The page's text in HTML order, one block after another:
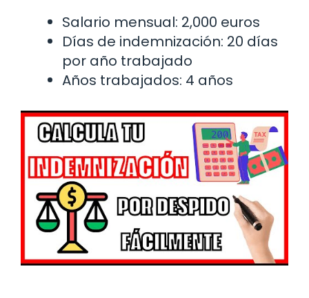
Salario mensual: 2,000 euros
Días de indemnización: 20 días
por año trabajado
Años trabajados: 4 años